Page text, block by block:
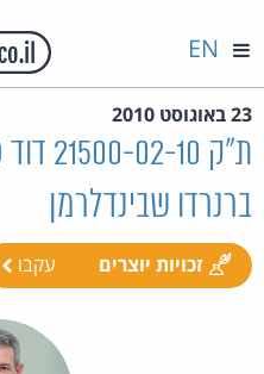
EN
23 באוגוסט 2010
ת"ק
ברנרדו שבינדלרמן
זכויות יוצרים עקבו